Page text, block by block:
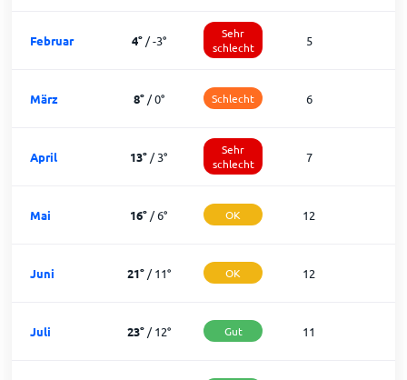
Februar 4°/-3°
Sehr
schlecht
5
März 8°/0° Schlecht 6
April 13° /3°
Sehr
schlecht
7
Mai 16° /6° OK 12
Juni 21°/11° OK 12
Juli 23°/12° Gut 11